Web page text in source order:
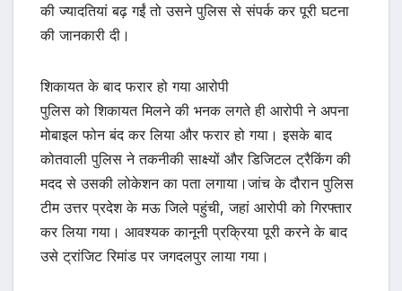
की ज्यादतियां बढ़ गईं तो उसने पुलिस से संपर्क कर पूरी घटना
की जानकारी दी।
शिकायत के बाद फरार हो गया आरोपी
पुलिस को शिकायत मिलने की भनक लगते ही आरोपी ने अपना
मोबाइल फोन बंद कर लिया और फरार हो गया। इसके बाद
कोतवाली पुलिस ने तकनीकी साक्ष्यों और डिजिटल ट्रैकिंग की
मदद से उसकी लोकेशन का पता लगाया।जांच के दौरान पुलिस
टीम उत्तर प्रदेश के मऊ जिले पहुंची, जहां आरोपी को गिरफ्तार
कर लिया गया। आवश्यक कानूनी प्रक्रिया पूरी करने के बाद
उसे ट्रांजिट रिमांड पर जगदलपुर लाया गया।